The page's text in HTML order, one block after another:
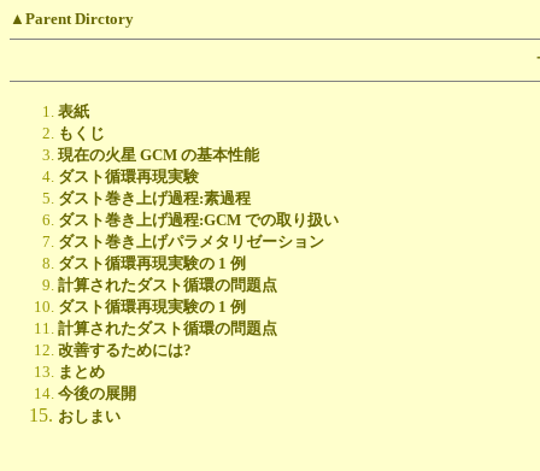
▲Parent Dirctory
表紙
もくじ
現在の火星 GCM の基本性能
ダスト循環再現実験
ダスト巻き上げ過程:素過程
ダスト巻き上げ過程:GCM での取り扱い
ダスト巻き上げパラメタリゼーション
ダスト循環再現実験の 1 例
計算されたダスト循環の問題点
ダスト循環再現実験の 1 例
計算されたダスト循環の問題点
改善するためには?
まとめ
今後の展開
おしまい